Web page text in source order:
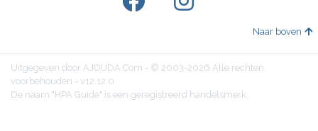
Naar boven
Uitgegeven door AJOUDA.Com - © 2003-2026 Alle rechten
voorbehouden - v12.12.0
De naam "HPA Guide" is een geregistreerd handelsmerk.